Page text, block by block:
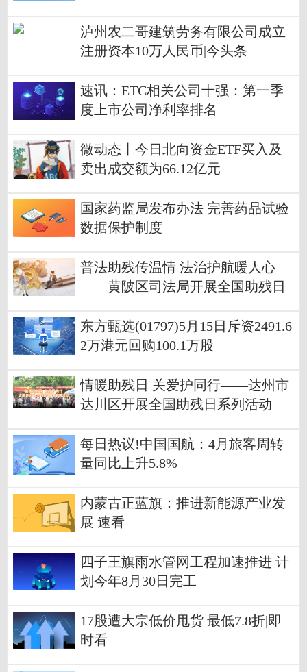
泸州农二哥建筑劳务有限公司成立
注册资本10万人民币|今头条
速讯：ETC相关公司十强：第一季
度上市公司净利率排名
微动态丨今日北向资金ETF买入及
卖出成交额为66.12亿元
国家药监局发布办法 完善药品试验
数据保护制度
普法助残传温情 法治护航暖人心
——黄陂区司法局开展全国助残日
东方甄选(01797)5月15日斥资2491.6
2万港元回购100.1万股
情暖助残日 关爱护同行——达州市
达川区开展全国助残日系列活动
每日热议!中国国航：4月旅客周转
量同比上升5.8%
内蒙古正蓝旗：推进新能源产业发
展 速看
四子王旗雨水管网工程加速推进 计
划今年8月30日完工
17股遭大宗低价甩货 最低7.8折|即
时看